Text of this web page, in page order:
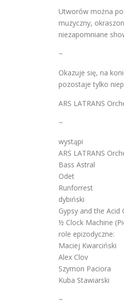
Utworów można
muzyczny,
niezapomniane
~
Okazuje się, na
pozostaje tylko
ARS LATRANS
~
wystąpi
ARS LATRANS
Bass Astral
Odet
Runforrest
dybiński
Gypsy and the Acid
½ Clock Machine
role epizodyczne:
Maciej Kwarciński
Alex Clov
Szymon Paciora
Kuba Stawiarski
~